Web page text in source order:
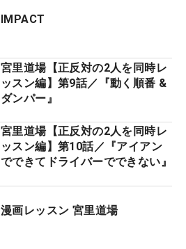
IMPACT
宮里道場【正反対の2人を同時レ
ッスン編】第9話／『動く順番 &
ダンパー』
宮里道場【正反対の2人を同時レ
ッスン編】第10話／『アイアン
でできてドライバーでできない』
漫画レッスン 宮里道場